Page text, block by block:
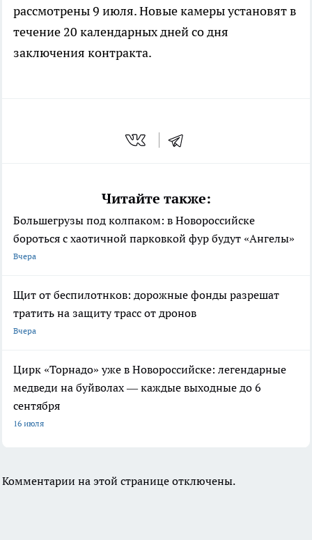
рассмотрены 9 июля. Новые камеры установят в
течение 20 календарных дней со дня
заключения контракта.
Читайте также:
Большегрузы под колпаком: в Новороссийске
бороться с хаотичной парковкой фур будут «Ангелы»
Вчера
Щит от беспилотнков: дорожные фонды разрешат
тратить на защиту трасс от дронов
Вчера
Цирк «Торнадо» уже в Новороссийске: легендарные
медведи на буйволах — каждые выходные до 6
сентября
16 июля
Комментарии на этой странице отключены.